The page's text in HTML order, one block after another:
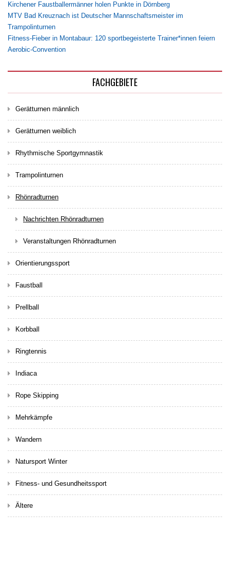
Kirchener Faustballermänner holen Punkte in Dörnberg
MTV Bad Kreuznach ist Deutscher Mannschaftsmeister im
Trampolinturnen
Fitness-Fieber in Montabaur: 120 sportbegeisterte Trainer*innen feiern
Aerobic-Convention
FACHGEBIETE
Gerätturnen männlich
Gerätturnen weiblich
Rhythmische Sportgymnastik
Trampolinturnen
Rhönradturnen
Nachrichten Rhönradturnen
Veranstaltungen Rhönradturnen
Orientierungssport
Faustball
Prellball
Korbball
Ringtennis
Indiaca
Rope Skipping
Mehrkämpfe
Wandern
Natursport Winter
Fitness- und Gesundheitssport
Ältere